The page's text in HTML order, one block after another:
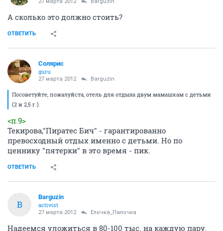
А сколько это должно стоить?
ОТВЕТИТЬ
Солярис
guru
27 марта 2012 Barguzin
Посоветуйте, пожалуйста, отель для отдыха двум мамашкам с детьми
(2 и 2,5 г.).
<п.9>
Текирова,"Пиратес Бич" - гарантированно
превосходный отдых именно с детьми. Но по
ценнику "пятерки" в это время - пик.
ОТВЕТИТЬ
B
Barguzin
activist
27 марта 2012 Ёлочка_Палочка
Надеемся уложиться в 80-100 тыс. на каждую пару.